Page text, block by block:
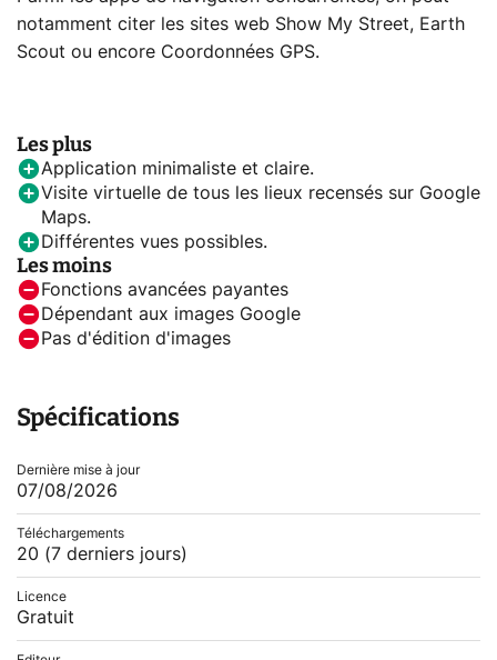
notamment citer les sites web Show My Street, Earth
Scout ou encore Coordonnées GPS.
Les plus
Application minimaliste et claire.
Visite virtuelle de tous les lieux recensés sur Google
Maps.
Différentes vues possibles.
Les moins
Fonctions avancées payantes
Dépendant aux images Google
Pas d'édition d'images
Spécifications
Dernière mise à jour
07/08/2026
Téléchargements
20 (7 derniers jours)
Licence
Gratuit